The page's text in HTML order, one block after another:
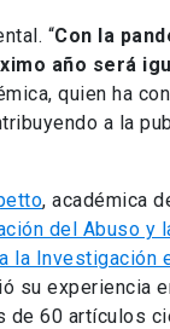
“Con la
año será
quien ha
a la
, académica
del Abuso y
la Investigación
su experiencia
de 60 artículos